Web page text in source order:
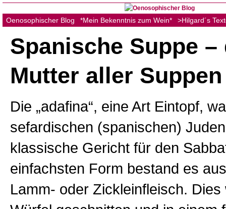
Oenosophischer Blog *Mein Bekenntnis zum Wein* >Hilgard´s
Spanische Suppe –
Mutter aller Suppen
Die „adafina“, eine Art Eintopf,
sefardischen (spanischen)
klassische Gericht für den
einfachsten Form bestand es
Lamm- oder Zickleinfleisch. Dies